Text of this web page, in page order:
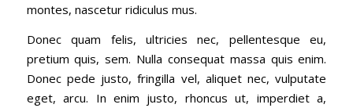
montes, nascetur ridiculus mus.
Donec quam felis, ultricies nec, pellentesque eu,
pretium quis, sem. Nulla consequat massa quis enim.
Donec pede justo, fringilla vel, aliquet nec, vulputate
eget, arcu. In enim justo, rhoncus ut, imperdiet a,